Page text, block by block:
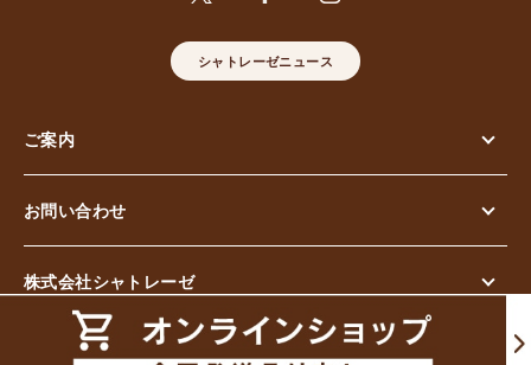
シャトレーゼニュース
ご案内
お問い合わせ
株式会社シャトレーゼ
© Chateraise Co.,Ltd. All Rights Reserved.